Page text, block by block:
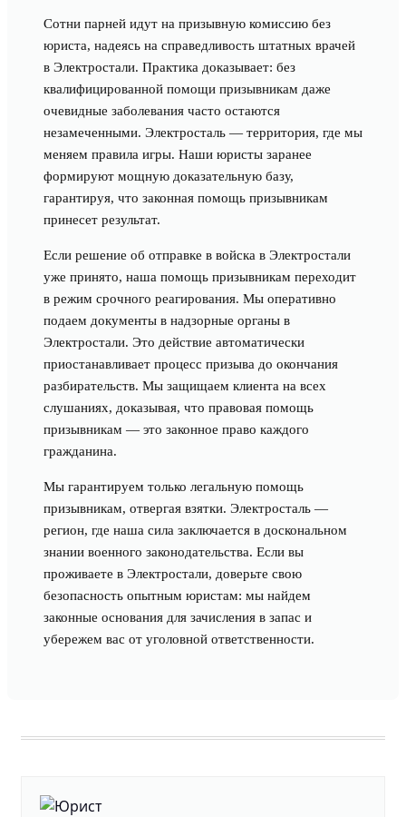
Сотни парней идут на призывную комиссию без
юриста, надеясь на справедливость штатных врачей
в Электростали. Практика доказывает: без
квалифицированной помощи призывникам даже
очевидные заболевания часто остаются
незамеченными. Электросталь — территория, где мы
меняем правила игры. Наши юристы заранее
формируют мощную доказательную базу,
гарантируя, что законная помощь призывникам
принесет результат.
Если решение об отправке в войска в Электростали
уже принято, наша помощь призывникам переходит
в режим срочного реагирования. Мы оперативно
подаем документы в надзорные органы в
Электростали. Это действие автоматически
приостанавливает процесс призыва до окончания
разбирательств. Мы защищаем клиента на всех
слушаниях, доказывая, что правовая помощь
призывникам — это законное право каждого
гражданина.
Мы гарантируем только легальную помощь
призывникам, отвергая взятки. Электросталь —
регион, где наша сила заключается в доскональном
знании военного законодательства. Если вы
проживаете в Электростали, доверьте свою
безопасность опытным юристам: мы найдем
законные основания для зачисления в запас и
убережем вас от уголовной ответственности.